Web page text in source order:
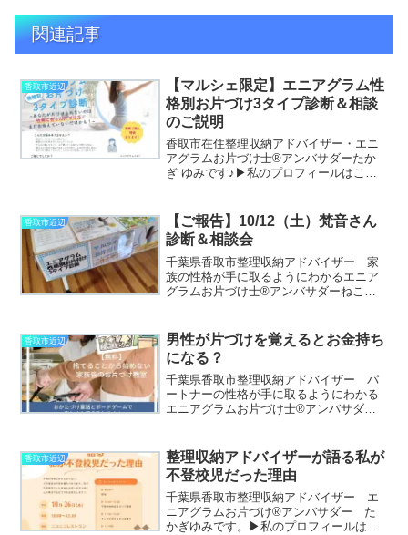
関連記事
香取市近辺
【マルシェ限定】エニアグラム性
格別お片づけ3タイプ診断＆相談
のご説明
香取市在住整理収納アドバイザー・エニ
アグラムお片づけ士®アンバサダーたか
ぎ ゆみです♪▶私のプロフィールはこち
-----------...
香取市近辺
【ご報告】10/12（土）梵音さん
診断＆相談会
千葉県香取市整理収納アドバイザー 家
族の性格が手に取るようにわかるエニア
グラムお片づけ士®アンバサダーねこの
お片づけ童話「ねこの星のおかたづけ」
はこちら10/12(土）...
香取市近辺
男性が片づけを覚えるとお金持ち
になる？
千葉県香取市整理収納アドバイザー パ
ートナーの性格が手に取るようにわかる
エニアグラムお片づけ士®アンバサダー
ゆみです。▶私のプロフィールはこちら
▶私が書いたお片づけ童話...
香取市近辺
整理収納アドバイザーが語る私が
不登校児だった理由
千葉県香取市整理収納アドバイザー エ
ニアグラムお片づけ®アンバサダー た
かぎゆみです。▶私のプロフィールはこ